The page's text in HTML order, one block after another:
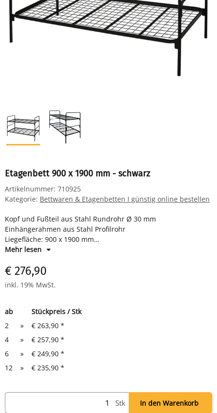
Etagenbett 900 x 1900 mm - schwarz
Artikelnummer: 710925
Kategorie: Bettwaren & Etagenbetten I günstig online bestellen
Kopf und Fußteil aus Stahl Rundrohr Ø 30 mm
Einhängerahmen aus Stahl Profilrohr
Liegefläche: 900 x 1900 mm
Farbe: RAL 9005 tiefschwarz
Mehr lesen
€ 276,90
inkl. 19% MwSt.
ab
Stückpreis / Stk
2
» € 263,90 *
4
» € 257,90 *
6
» € 249,90 *
12
» € 235,90 *
Stk In den Warenkorb